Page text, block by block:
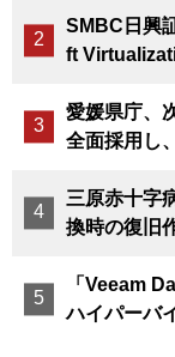
SMBC日興
ft
愛媛県庁、
全面採用し
三原赤十字
換時の復旧
「Veeam
ハイパーバ